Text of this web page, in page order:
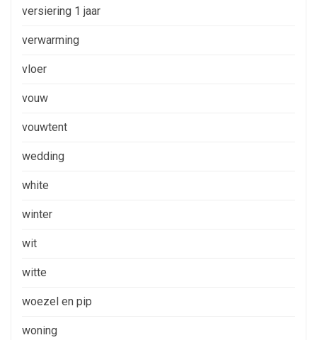
versiering 1 jaar
verwarming
vloer
vouw
vouwtent
wedding
white
winter
wit
witte
woezel en pip
woning